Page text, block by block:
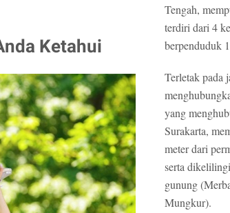
Ketahui
Tengah,
terdiri dari 4
berpenduduk
Terletak pada
yang
Surakarta,
meter dari
serta
gunung
Mungkur).